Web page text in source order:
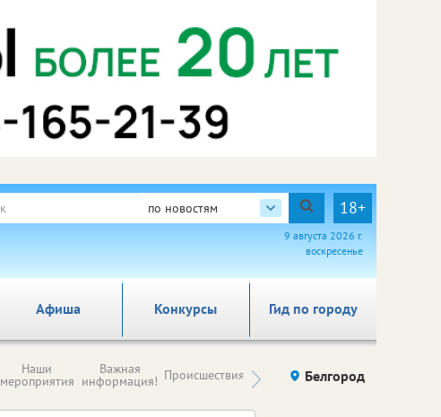
по новостям 18+
9 августа 2026 г.
воскресенье
Афиша Гид по городу
Конкурсы
Наши
мероприятия
Важная
информация! Происшествия Здоровье компаний (на
правах
Белгород